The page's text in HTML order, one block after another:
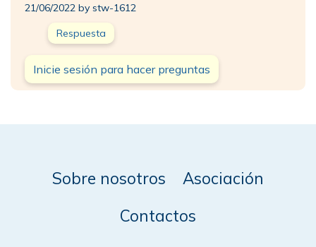
21/06/2022 by stw-1612
Respuesta
Inicie sesión para hacer preguntas
Sobre nosotros
Asociación
Contactos